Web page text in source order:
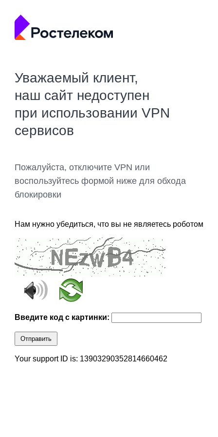
Уважаемый клиент,
наш сайт недоступен
при использовании VPN
сервисов
Пожалуйста, отключите VPN или
воспользуйтесь формой ниже для обхода
блокировки
Нам нужно убедиться, что вы не являетесь роботом
Введите код с картинки:
Отправить
Your support ID is: 13903290352814660462